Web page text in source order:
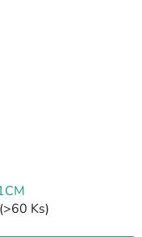
(>60 Ks)